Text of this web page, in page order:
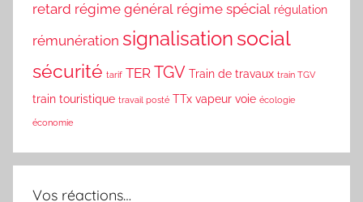
retard régime général régime spécial régulation
rémunération signalisation social
sécurité tarif TER TGV Train de travaux train TGV
train touristique travail posté TTx vapeur voie écologie
économie
Vos réactions…